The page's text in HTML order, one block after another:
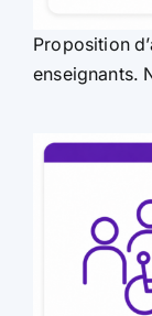
Proposition
enseignants.